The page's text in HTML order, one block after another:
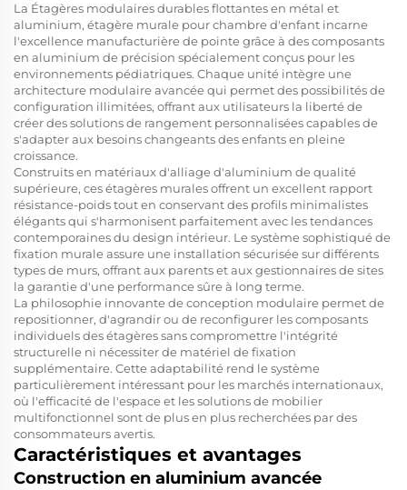
La Étagères modulaires durables flottantes en métal et
aluminium, étagère murale pour chambre d'enfant incarne
l'excellence manufacturière de pointe grâce à des composants
en aluminium de précision spécialement conçus pour les
environnements pédiatriques. Chaque unité intègre une
architecture modulaire avancée qui permet des possibilités de
configuration illimitées, offrant aux utilisateurs la liberté de
créer des solutions de rangement personnalisées capables de
s'adapter aux besoins changeants des enfants en pleine
croissance.
Construits en matériaux d'alliage d'aluminium de qualité
supérieure, ces étagères murales offrent un excellent rapport
résistance-poids tout en conservant des profils minimalistes
élégants qui s'harmonisent parfaitement avec les tendances
contemporaines du design intérieur. Le système sophistiqué de
fixation murale assure une installation sécurisée sur différents
types de murs, offrant aux parents et aux gestionnaires de sites
la garantie d'une performance sûre à long terme.
La philosophie innovante de conception modulaire permet de
repositionner, d'agrandir ou de reconfigurer les composants
individuels des étagères sans compromettre l'intégrité
structurelle ni nécessiter de matériel de fixation
supplémentaire. Cette adaptabilité rend le système
particulièrement intéressant pour les marchés internationaux,
où l'efficacité de l'espace et les solutions de mobilier
multifonctionnel sont de plus en plus recherchées par des
consommateurs avertis.
Caractéristiques et avantages
Construction en aluminium avancée